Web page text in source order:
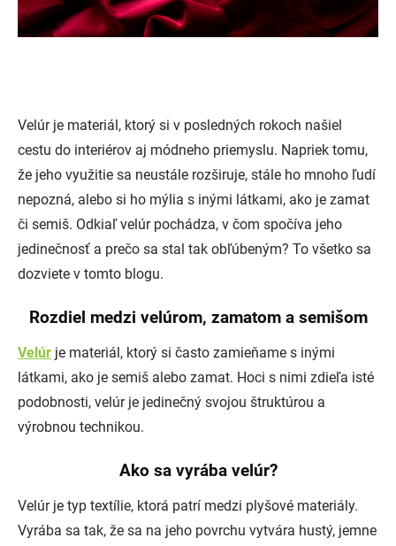
Velúr je materiál, ktorý si v posledných rokoch našiel
cestu do interiérov aj módneho priemyslu. Napriek tomu,
že jeho využitie sa neustále rozširuje, stále ho mnoho ľudí
nepozná, alebo si ho mýlia s inými látkami, ako je zamat
či semiš. Odkiaľ velúr pochádza, v čom spočíva jeho
jedinečnosť a prečo sa stal tak obľúbeným? To všetko sa
dozviete v tomto blogu.
Rozdiel medzi velúrom, zamatom a semišom
Velúr je materiál, ktorý si často zamieňame s inými
látkami, ako je semiš alebo zamat. Hoci s nimi zdieľa isté
podobnosti, velúr je jedinečný svojou štruktúrou a
výrobnou technikou.
Ako sa vyrába velúr?
Velúr je typ textílie, ktorá patrí medzi plyšové materiály.
Vyrába sa tak, že sa na jeho povrchu vytvára hustý, jemne